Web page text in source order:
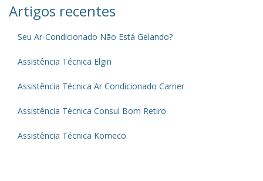
Artigos recentes
Seu Ar-Condicionado Não Está Gelando?
Assistência Técnica Elgin
Assistência Técnica Ar Condicionado Carrier
Assistência Técnica Consul Bom Retiro
Assistência Técnica Komeco